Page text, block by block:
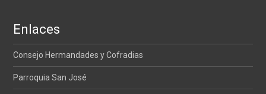
Enlaces
Consejo Hermandades y Cofradias
Parroquia San José